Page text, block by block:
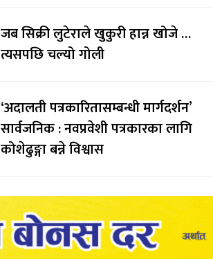
जब सिक्री लुटेराले खुकुरी हान्न खोजे …
त्यसपछि चल्यो गोली
‘अदालती पत्रकारितासम्बन्धी मार्गदर्शन’
सार्वजनिक : नवप्रवेशी पत्रकारका लागि
कोशेढुङ्गा बन्ने विश्वास